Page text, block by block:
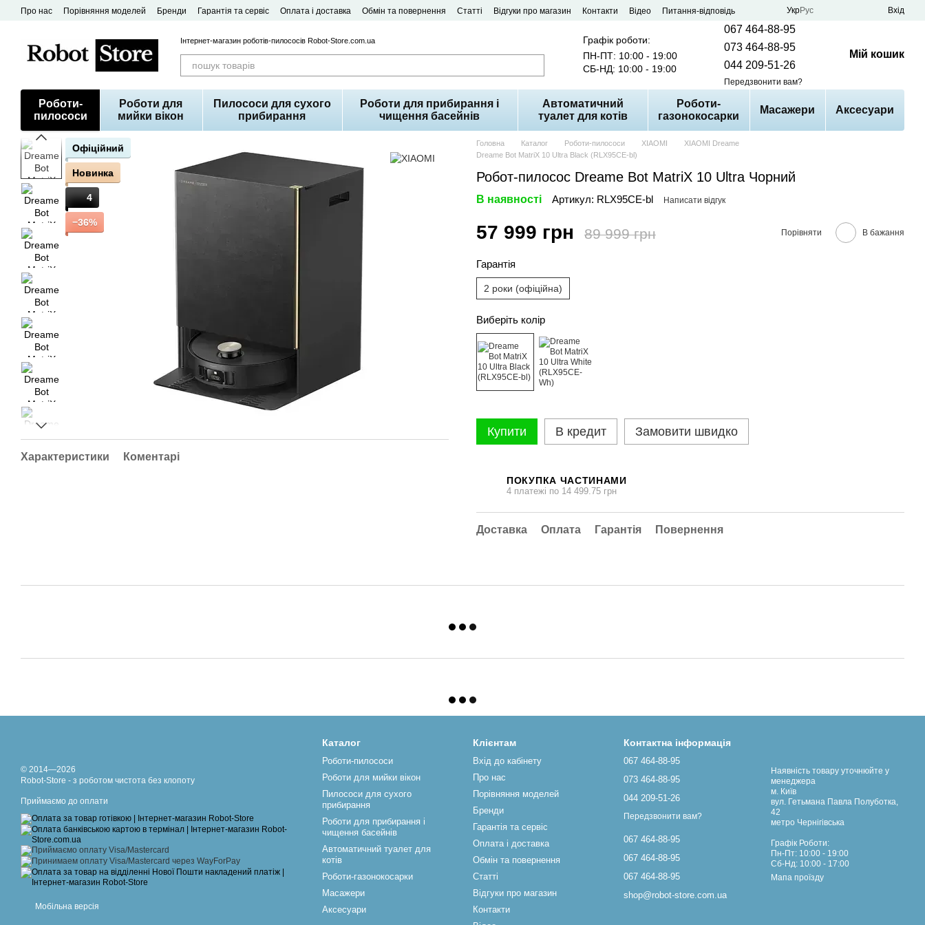
Перейти до основного контенту
Про нас Порівняння моделей Бренди Гарантія та сервіс Оплата і доставка Обмін та повернення Статті Відгуки про магазин Контакти Відео
Питання-відповідь
УкрРус Вхід
Інтернет-магазин роботів-пилососів Robot-Store.com.ua
Графік роботи:
ПН-ПТ: 10:00 - 19:00
СБ-НД: 10:00 - 19:00
067 464-88-95
073 464-88-95
044 209-51-26
Передзвонити вам?
Мій кошик
Роботи-
пилососи
Роботи для
мийки вікон
Пилососи для сухого
прибирання
Роботи для прибирання і
чищення басейнів
Автоматичний
туалет для котів
Роботи-
газонокосарки
Масажери Аксесуари
Офіційний
Новинка
4
−36%
Характеристики Коментарі
Головна Каталог Роботи-пилососи XIAOMI
XIAOMI Dreame
Dreame Bot MatriX 10 Ultra Black (RLX95CE-bl)
Робот-пилосос Dreame Bot MatriX 10 Ultra Чорний
В наявності Артикул: RLX95CE-bl Написати відгук
57 999 грн 89 999 грн Порівняти В бажання
Гарантія
2 роки (офіційна)
Виберіть колір
Купити В кредит Замовити швидко
ПОКУПКА ЧАСТИНАМИ
4 платежі по 14 499.75 грн
Доставка Оплата Гарантія Повернення
© 2014—2026
Robot-Store - з роботом чистота без клопоту
Приймаємо до оплати
Мобільна версія
Каталог
Роботи-пилососи
Роботи для мийки вікон
Пилососи для сухого
прибирання
Роботи для прибирання і
чищення басейнів
Автоматичний туалет для
котів
Роботи-газонокосарки
Масажери
Аксесуари
Клієнтам
Вхід до кабінету
Про нас
Порівняння моделей
Бренди
Гарантія та сервіс
Оплата і доставка
Обмін та повернення
Статті
Відгуки про магазин
Контакти
Контактна інформація
067 464-88-95
073 464-88-95
044 209-51-26
Передзвонити вам?
067 464-88-95
067 464-88-95
067 464-88-95
shop@robot-store.com.ua
Наявність товару уточнюйте у
менеджера
м. Київ
вул. Гетьмана Павла Полуботка,
42
метро Чернігівська
Графік Роботи:
Пн-Пт: 10:00 - 19:00
Сб-Нд: 10:00 - 17:00
Мапа проїзду